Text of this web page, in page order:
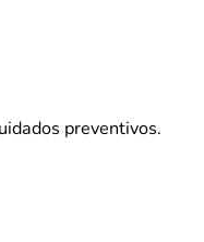
preventivos.